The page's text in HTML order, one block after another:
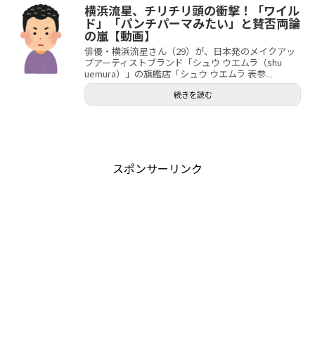
横浜流星、チリチリ頭の衝撃！「ワイル
ド」「パンチパーマみたい」と賛否両論
の嵐【動画】
俳優・横浜流星さん（29）が、日本発のメイクアッ
プアーティストブランド「シュウ ウエムラ（shu
uemura）」の旗艦店「シュウ ウエムラ 表参...
続きを読む
スポンサーリンク